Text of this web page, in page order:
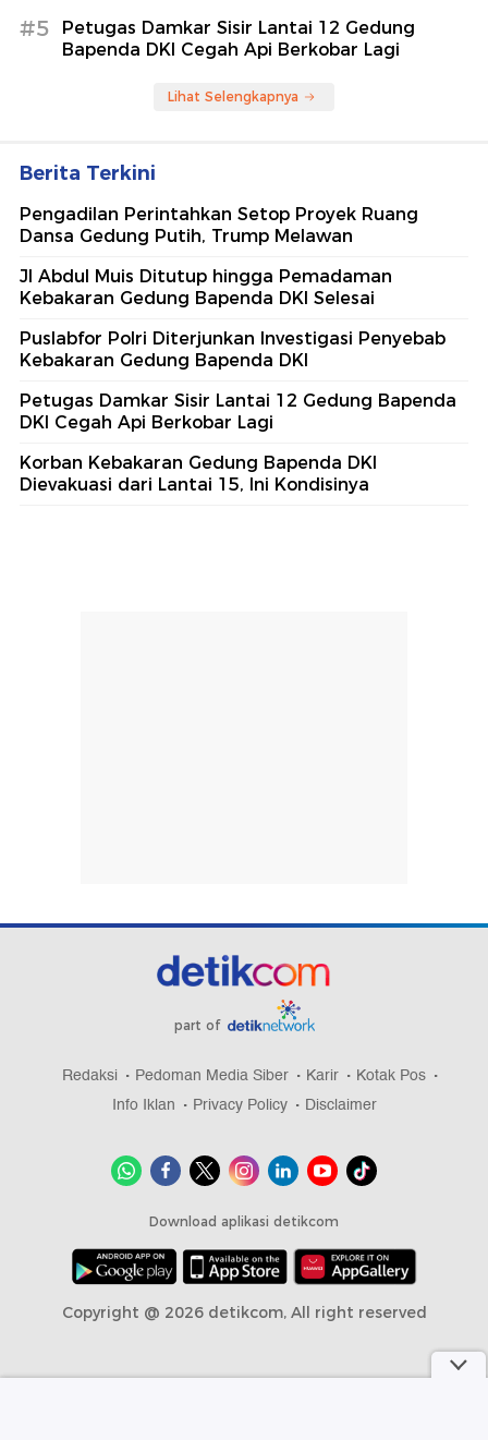
#5
Petugas Damkar Sisir Lantai 12 Gedung
Bapenda DKI Cegah Api Berkobar Lagi
Lihat Selengkapnya
Berita Terkini
Pengadilan Perintahkan Setop Proyek Ruang
Dansa Gedung Putih, Trump Melawan
Jl Abdul Muis Ditutup hingga Pemadaman
Kebakaran Gedung Bapenda DKI Selesai
Puslabfor Polri Diterjunkan Investigasi Penyebab
Kebakaran Gedung Bapenda DKI
Petugas Damkar Sisir Lantai 12 Gedung Bapenda
DKI Cegah Api Berkobar Lagi
Korban Kebakaran Gedung Bapenda DKI
Dievakuasi dari Lantai 15, Ini Kondisinya
part of
Redaksi Pedoman Media Siber Karir
Kotak Pos
Info Iklan
Privacy Policy Disclaimer
Download aplikasi detikcom
Copyright @ 2026 detikcom, All right reserved